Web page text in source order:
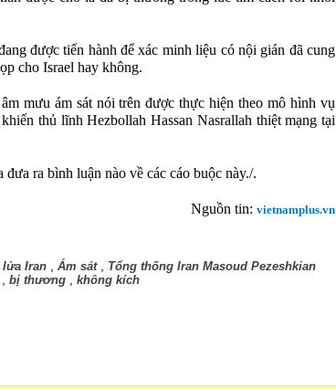
được tiến hành để xác minh liệu có nội gián đã cung
cho Israel hay không.
mưu ám sát nói trên được thực hiện theo mô hình vụ
thủ lĩnh Hezbollah Hassan Nasrallah thiệt mạng tại
đưa ra bình luận nào về các cáo buộc này./.
Nguồn tin: vietnamplus.vn
lửa Iran Ám sát, Tổng thống Iran Masoud Pezeshkian
bị thương không kích